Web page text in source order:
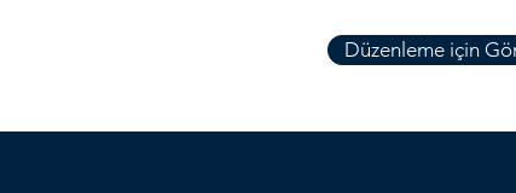
Düzenleme için